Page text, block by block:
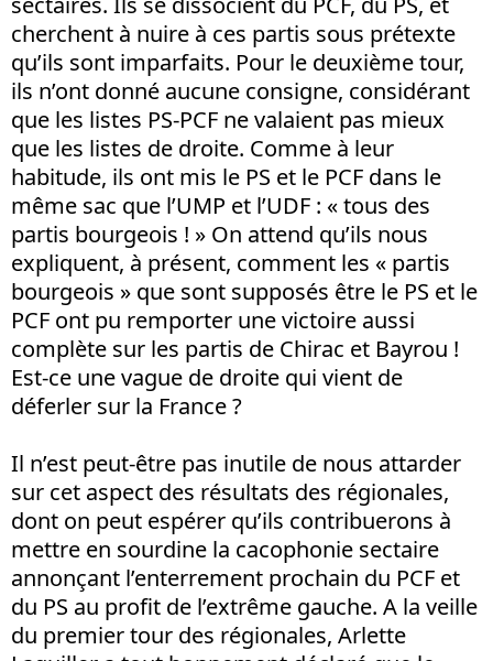
cherchent à nuire à ces partis sous prétexte
qu’ils sont imparfaits. Pour le deuxième tour,
ils n’ont donné aucune consigne, considérant
que les listes PS-PCF ne valaient pas mieux
que les listes de droite. Comme à leur
habitude, ils ont mis le PS et le PCF dans le
même sac que l’UMP et l’UDF : « tous des
partis bourgeois ! » On attend qu’ils nous
expliquent, à présent, comment les « partis
bourgeois » que sont supposés être le PS et le
PCF ont pu remporter une victoire aussi
complète sur les partis de Chirac et Bayrou !
Est-ce une vague de droite qui vient de
déferler sur la France ?
Il n’est peut-être pas inutile de nous attarder
sur cet aspect des résultats des régionales,
dont on peut espérer qu’ils contribuerons à
mettre en sourdine la cacophonie sectaire
annonçant l’enterrement prochain du PCF et
du PS au profit de l’extrême gauche. A la veille
du premier tour des régionales, Arlette